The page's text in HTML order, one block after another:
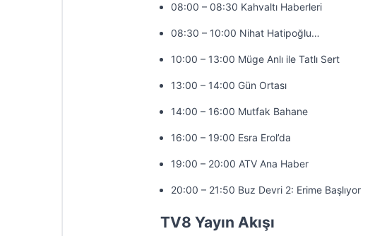
08:00 – 08:30 Kahvaltı Haberleri
08:30 – 10:00 Nihat Hatipoğlu…
10:00 – 13:00 Müge Anlı ile Tatlı Sert
13:00 – 14:00 Gün Ortası
14:00 – 16:00 Mutfak Bahane
16:00 – 19:00 Esra Erol’da
19:00 – 20:00 ATV Ana Haber
20:00 – 21:50 Buz Devri 2: Erime Başlıyor
TV8 Yayın Akışı